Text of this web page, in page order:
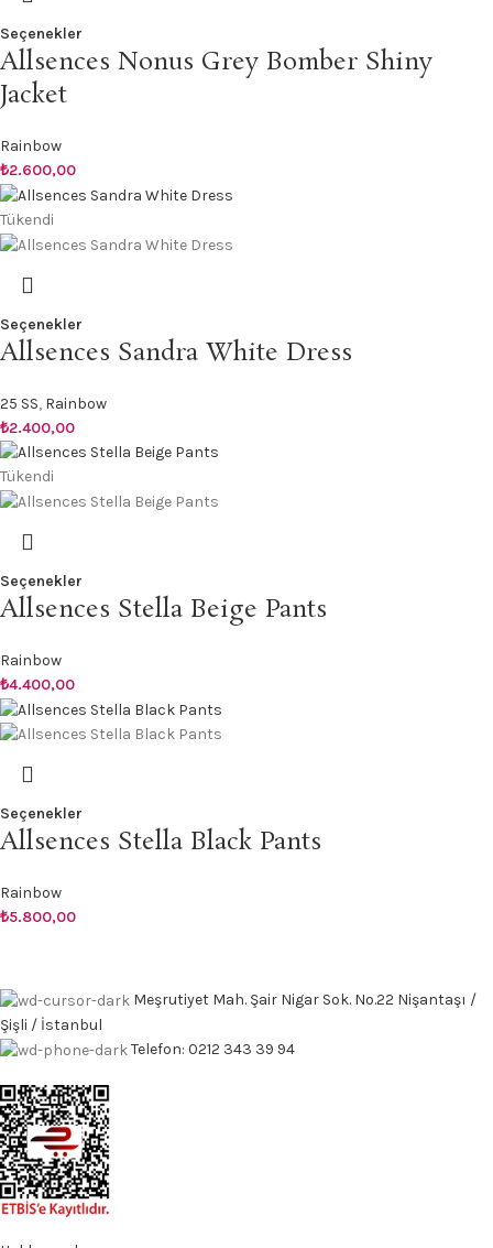
Seçenekler
Allsences Nonus Grey Bomber Shiny
Jacket
Rainbow
₺2.600,00
Tükendi
Seçenekler
Allsences Sandra White Dress
25 SS, Rainbow
₺2.400,00
Tükendi
Seçenekler
Allsences Stella Beige Pants
Rainbow
₺4.400,00
Seçenekler
Allsences Stella Black Pants
Rainbow
₺5.800,00
Meşrutiyet Mah. Şair Nigar Sok. No.22 Nişantaşı /
Şişli / İstanbul
Telefon: 0212 343 39 94